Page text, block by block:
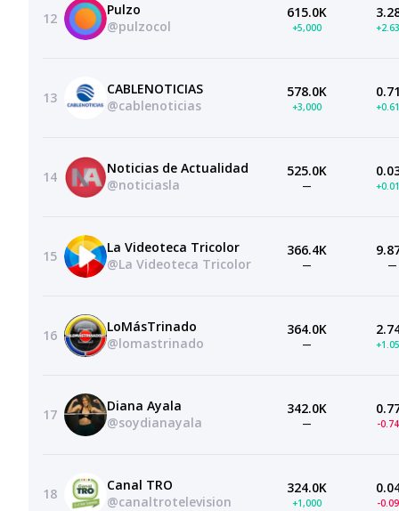
12
Pulzo
@pulzocol
615.0K
+5,000
13
CABLENOTICIAS
@cablenoticias
578.0K
+3,000
14
Noticias de Actualidad
@noticiasla
525.0K
—
15
La Videoteca Tricolor
@La Videoteca Tricolor
366.4K
— —
16
LoMásTrinado
@lomastrinado
364.0K
—
17
Diana Ayala
@soydianayala
342.0K
— -
18
Canal TRO
@canaltrotelevision
324.0K
+1,000 -